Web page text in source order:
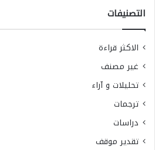
التصنيفات
الاكثر قراءة
غير مصنف
تحليلات و آراء
ترجمات
دراسات
تقدير موقف